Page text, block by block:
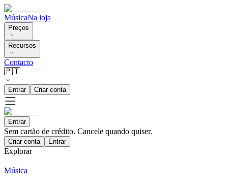
MúsicaNa loja
Preços
Recursos
Contacto
🇵🇹
Entrar Criar conta
Entrar
Sem cartão de crédito. Cancele quando quiser.
Criar conta Entrar
Explorar
Música